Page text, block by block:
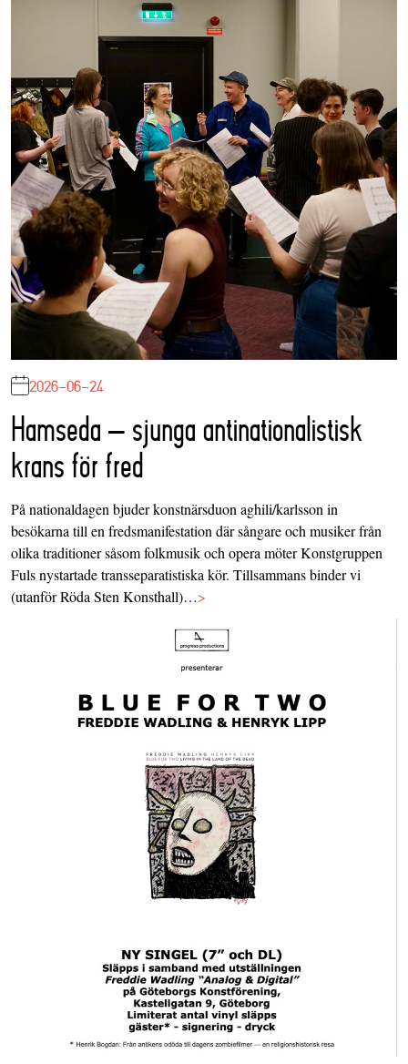
2026-06-24
Hamseda – sjunga antinationalistisk
krans för fred
På nationaldagen bjuder konstnärsduon aghili/karlsson in
besökarna till en fredsmanifestation där sångare och musiker från
olika traditioner såsom folkmusik och opera möter Konstgruppen
Fuls nystartade transseparatistiska kör. Tillsammans binder vi
(utanför Röda Sten Konsthall)…>